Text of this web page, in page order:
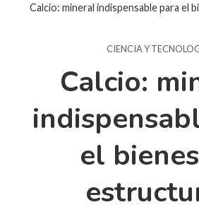
Calcio: mineral indispensable para el
CIENCIA Y
Calcio:
el